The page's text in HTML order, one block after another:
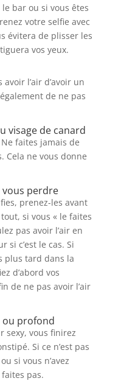
bar ou si vous êtes
votre selfie avec
évitera de plisser les
vos yeux.
l’air d’avoir un
de ne pas
visage de canard
Ne faites jamais de
Cela ne vous donne
vous perdre
prenez-les avant
si vous « le faites
pas avoir l’air en
si c’est le cas. Si
plus tard dans la
d’abord vos
de ne pas avoir l’air
ou profond
sexy, vous finirez
Si ce n’est pas
si vous n’avez
pas.